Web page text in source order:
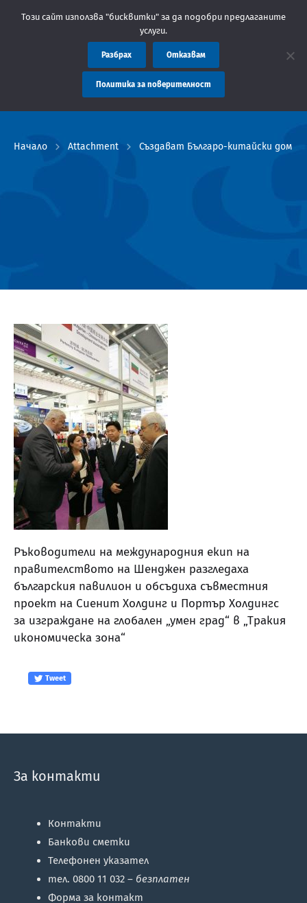
Съобщение: Областна администрация Пловдив препоръчва
Начало Attachment Създават Българо-китайски дом в
Ръководители на международния екип на
правителството на Шенджен разгледаха
българския павилион и обсъдиха съвместния
проект на Сиенит Холдинг и Портър Холдингс
за изграждане на глобален „умен град“ в „Тракия
икономическа зона“
Tweet
За контакти
Контакти
Банкови сметки
Телефонен указател
тел. 0800 11 032 – безплатен
Форма за контакт
Този сайт използва "бисквитки" за да подобри предлаганите
услуги.
Разбрах Отказвам
Политика за поверителност